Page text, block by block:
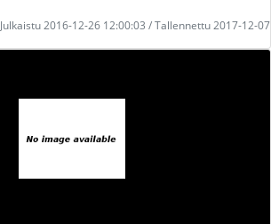
Julkaistu 2016-12-26 12:00:03 / Tallennettu 2017-12-07